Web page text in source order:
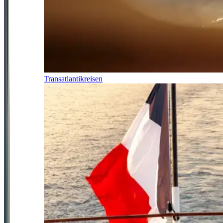
Transatlantikreisen